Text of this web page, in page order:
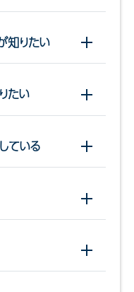
知りたい 開閉する
たい 開閉する
ている 開閉する
開閉する
開閉する